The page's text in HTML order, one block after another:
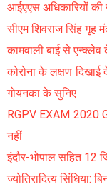
आईएएस अधिकारियों की
सीएम शिवराज सिंह गृह
कामवाली बाई से एन्क्लेव
कोरोना के लक्षण
गोयनका के सुनिए
RGPV EXAM 2020
नहीं
इंदौर-भोपाल सहित 12
ज्योतिरादित्य